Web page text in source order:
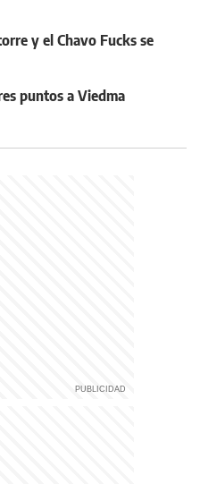
y el Chavo Fucks se
puntos a Viedma